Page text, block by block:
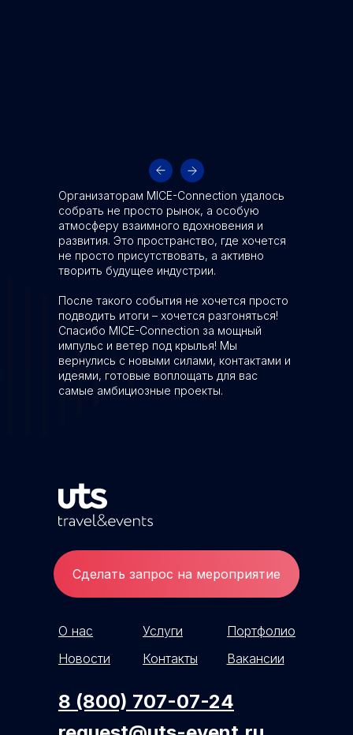
Организаторам MICE-Connection удалось
собрать не просто рынок, а особую
атмосферу взаимного вдохновения и
развития. Это пространство, где хочется
не просто присутствовать, а активно
творить будущее индустрии.
После такого события не хочется просто
подводить итоги – хочется разгоняться!
Спасибо MICE-Connection за мощный
импульс и ветер под крылья! Мы
вернулись с новыми силами, контактами и
идеями, готовые воплощать для вас
самые амбициозные проекты.
Сделать запрос на мероприятие
Контакты
Новости
8 (800) 707-07-24
Портфолио
Услуги
О нас
Вакансии